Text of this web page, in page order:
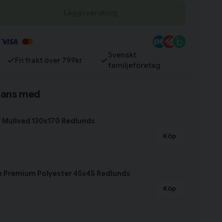
Fri frakt över 799kr
Svenskt
familjeföretag
med
130x170 Redlunds
Köp
Premium Polyester 45x45 Redlunds
Köp